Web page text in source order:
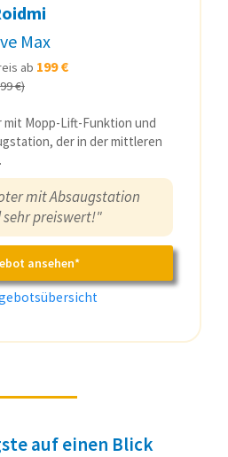
Max
ab 199 €
€)
mit Mopp-Lift-Funktion und
der in der mittleren
mit Absaugstation
preiswert!"
ansehen*
auf einen Blick